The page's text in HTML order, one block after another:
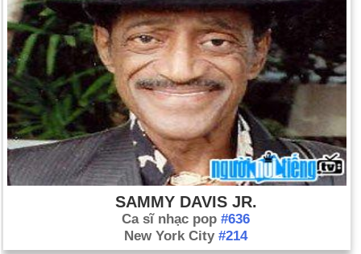
SAMMY DAVIS JR.
Ca sĩ nhạc pop #636
New York City #214